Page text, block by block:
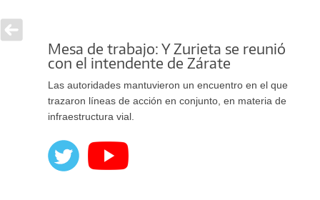
Mesa de trabajo: Y Zurieta se reunió
con el intendente de Zárate
Las autoridades mantuvieron un encuentro en el que
trazaron líneas de acción en conjunto, en materia de
infraestructura vial.